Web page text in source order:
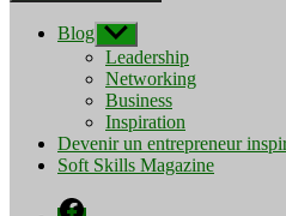
Blog Afficher
le
sous-
menu
Leadership
Networking
Business
Inspiration
Devenir un entrepreneur
Soft Skills Magazine
Facebook